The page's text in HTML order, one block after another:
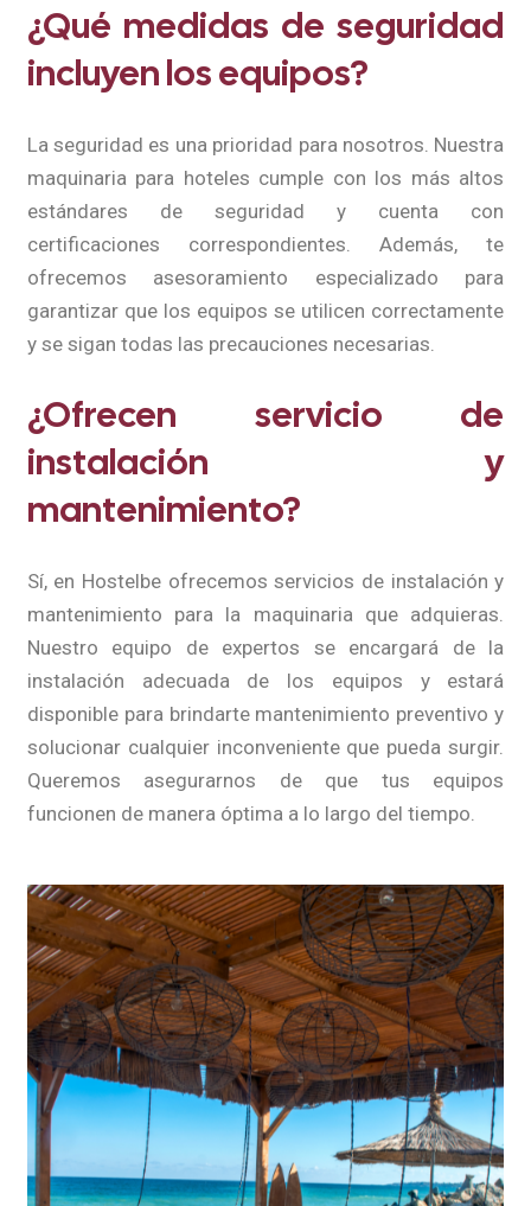
¿Qué medidas de seguridad
incluyen los equipos?
La seguridad es una prioridad para nosotros. Nuestra
maquinaria para hoteles cumple con los más altos
estándares de seguridad y cuenta con
certificaciones correspondientes. Además, te
ofrecemos asesoramiento especializado para
garantizar que los equipos se utilicen correctamente
y se sigan todas las precauciones necesarias.
¿Ofrecen servicio de
instalación y
mantenimiento?
Sí, en Hostelbe ofrecemos servicios de instalación y
mantenimiento para la maquinaria que adquieras.
Nuestro equipo de expertos se encargará de la
instalación adecuada de los equipos y estará
disponible para brindarte mantenimiento preventivo y
solucionar cualquier inconveniente que pueda surgir.
Queremos asegurarnos de que tus equipos
funcionen de manera óptima a lo largo del tiempo.